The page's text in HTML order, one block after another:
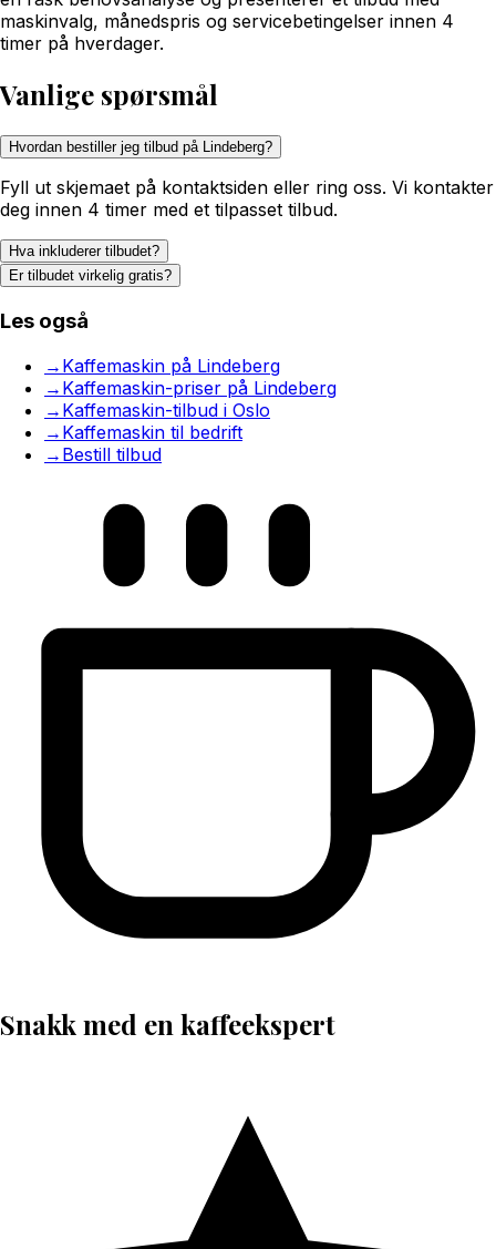
maskinvalg, månedspris og servicebetingelser innen 4
timer på hverdager.
Vanlige spørsmål
Hvordan bestiller jeg tilbud på Lindeberg?
Fyll ut skjemaet på kontaktsiden eller ring oss. Vi kontakter
deg innen 4 timer med et tilpasset tilbud.
Hva inkluderer tilbudet?
Er tilbudet virkelig gratis?
Les også
→ Kaffemaskin på Lindeberg
→ Kaffemaskin-priser på Lindeberg
→ Kaffemaskin-tilbud i Oslo
→ Kaffemaskin til bedrift
→ Bestill tilbud
Snakk med en kaffeekspert